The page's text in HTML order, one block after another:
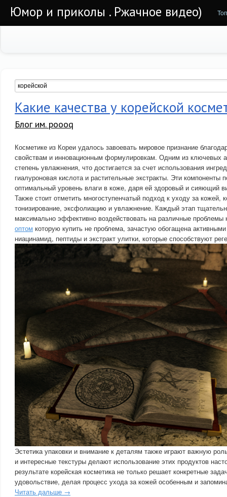
Юмор и приколы . Ржачное видео)
Какие качества у корейской
Блог им. poooq
Косметике из Кореи удалось завоевать мировое признание
свойствам и инновационным формулировкам. Одним из ключевых
степень увлажнения, что достигается за счет использования
гиалуроновая кислота и растительные экстракты. Эти компоненты
оптимальный уровень влаги в коже, даря ей здоровый и сияющий
Также стоит отметить многоступенчатый подход к уходу за кожей,
тонизирование, эксфолиацию и увлажнение. Каждый этап
максимально эффективно воздействовать на различные
оптом которую купить не проблема, зачастую обогащена
ниацинамид, пептиды и экстракт улитки, которые способствуют
Эстетика упаковки и внимание к деталям также играют важную
и интересные текстуры делают использование этих продуктов
результате корейская косметика не только решает конкретные
удовольствие, делая процесс ухода за кожей особенным и
Читать дальше →